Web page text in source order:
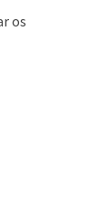
os